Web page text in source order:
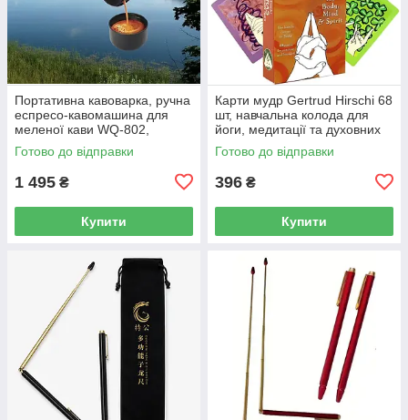
Портативна кавоварка, ручна
еспресо-кавомашина для
меленої кави WQ-802,
похідна туристична 19×5,5 см
Готово до відправки
1 495 ₴
Купити
Карти мудр Gertrud Hirschi 68
шт, навчальна колода для
йоги, медитації та духовних
практик англійською мовою
Готово до відправки
396 ₴
Купити